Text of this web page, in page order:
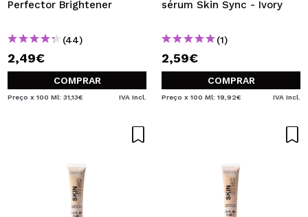
Perfector Brightener
(44)
2,49€
COMPRAR
Preço x 100 Ml: 31,13€ IVA Incl.
sérum Skin Sync - Ivory
(1)
2,59€
COMPRAR
Preço x 100 Ml: 19,92€ IVA Incl.